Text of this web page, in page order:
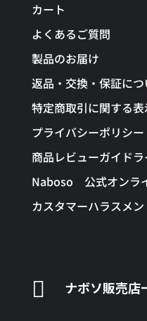
カート
よくあるご質問
製品のお届け
返品・交換・保証につ
特定商取引に関する表
プライバシーポリシー
商品レビューガイドラ
Naboso 公式オンラ
カスタマーハラスメ
 ナボソ販売店